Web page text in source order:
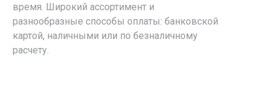
время. Широкий ассортимент и
разнообразные способы оплаты: банковской
картой, наличными или по безналичному
расчету.